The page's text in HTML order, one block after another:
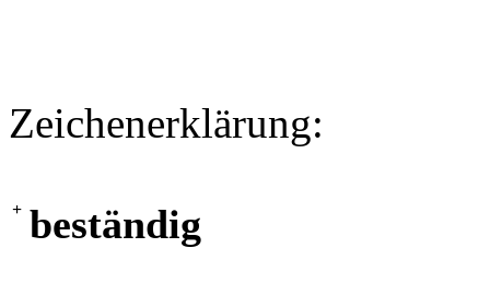
Zeichenerklärung:
+ beständig